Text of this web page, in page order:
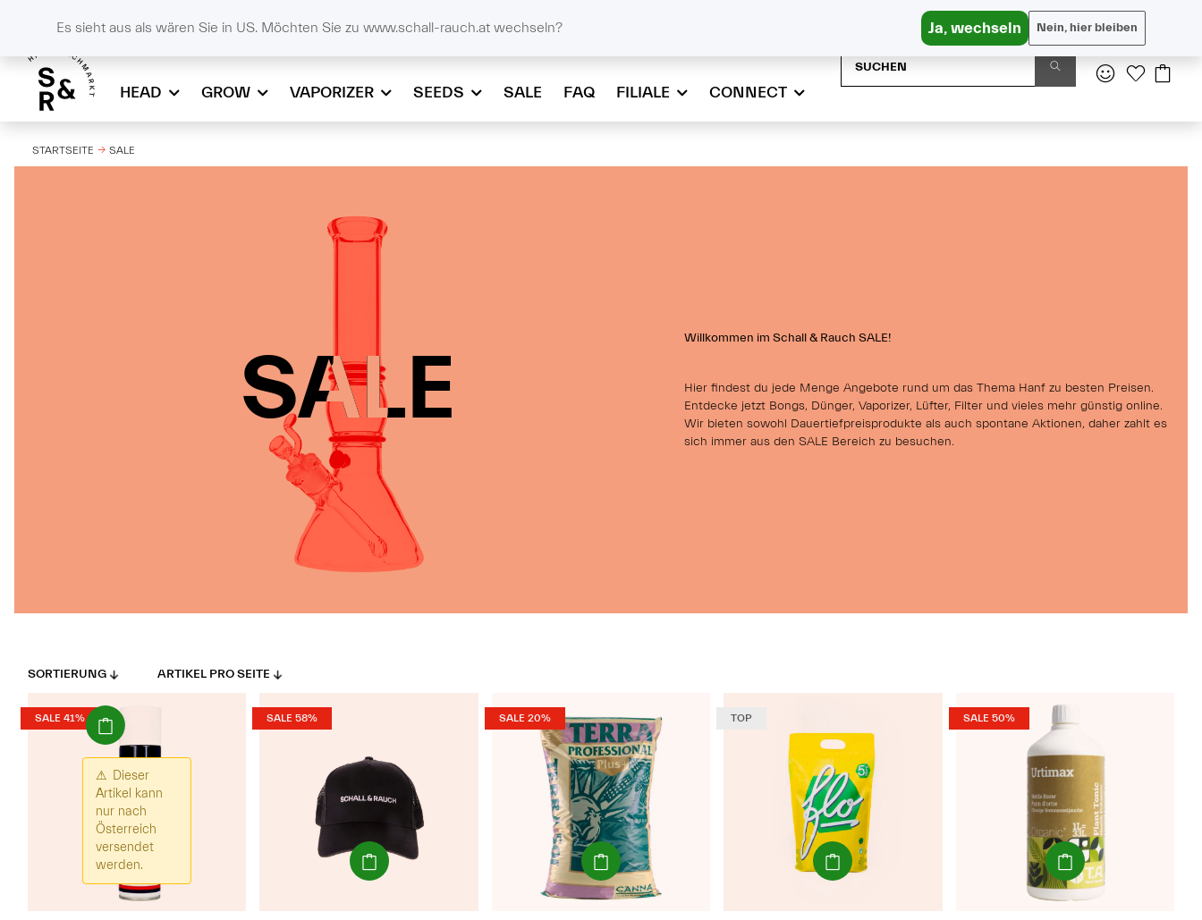
Versandkostenfrei in AT ab € 65, DE ab € 95
HEAD GROW VAPORIZER SEEDS SALE FAQ FILIALE CONNECT
STARTSEITE SALE
SALE
SALE
SALE Willkommen im Schall & Rauch SALE!
Hier findest du jede Menge Angebote rund um das Thema Hanf zu besten Preisen.
Entdecke jetzt Bongs, Dünger, Vaporizer, Lüfter, Filter und vieles mehr günstig online.
Wir bieten sowohl Dauertiefpreisprodukte als auch spontane Aktionen, daher zahlt es
sich immer aus den SALE Bereich zu besuchen.
SORTIERUNG ARTIKEL PRO SEITE
SALE 41%(Gefahrengut)
⚠ Dieser
Artikel kann
nur nach
Österreich
versendet
werden.
SALE 58%
(Paket)
SALE 20%
(schweres
Paket)
TOP
(Paket)
SALE 50%
(Paket)
Es sieht aus als wären Sie in US. Möchten Sie zu www.schall-rauch.at wechseln? Ja, wechseln Nein, hier bleiben